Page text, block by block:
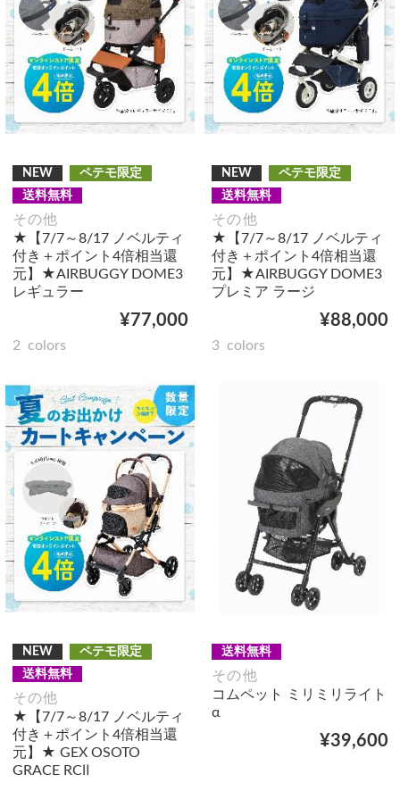
NEW
ペテモ限定
送料無料
その他
★【7/7～8/17 ノベルティ
付き＋ポイント4倍相当還
元】★AIRBUGGY DOME3
レギュラー
¥77,000
2 colors
NEW
ペテモ限定
送料無料
その他
★【7/7～8/17 ノベルティ
付き＋ポイント4倍相当還
元】★AIRBUGGY DOME3
プレミア ラージ
¥88,000
3 colors
NEW
ペテモ限定
送料無料
その他
★【7/7～8/17 ノベルティ
付き＋ポイント4倍相当還
元】★ GEX OSOTO
GRACE RCⅡ
送料無料
その他
コムペット ミリミリライト
α
¥39,600